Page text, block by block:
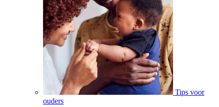
Tips voor
ouders